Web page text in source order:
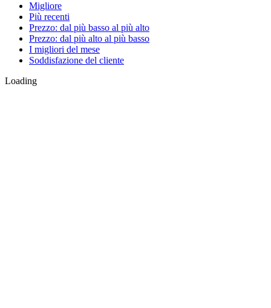
Migliore
Più recenti
Prezzo: dal più basso al più alto
Prezzo: dal più alto al più basso
I migliori del mese
Soddisfazione del cliente
Loading